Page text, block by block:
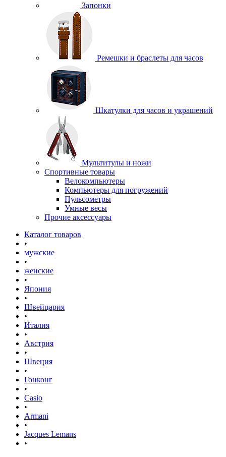
Запонки
Ремешки и браслеты для часов
Шкатулки для часов и украшений
Мультитулы и ножи
Спортивные товары
Велокомпьютеры
Компьютеры для погружений
Пульсометры
Умные весы
Прочие аксессуары
Каталог товаров
•
мужские
•
женские
•
Япония
•
Швейцария
•
Италия
•
Австрия
•
Швеция
•
Гонконг
•
Casio
•
Armani
•
Jacques Lemans
•